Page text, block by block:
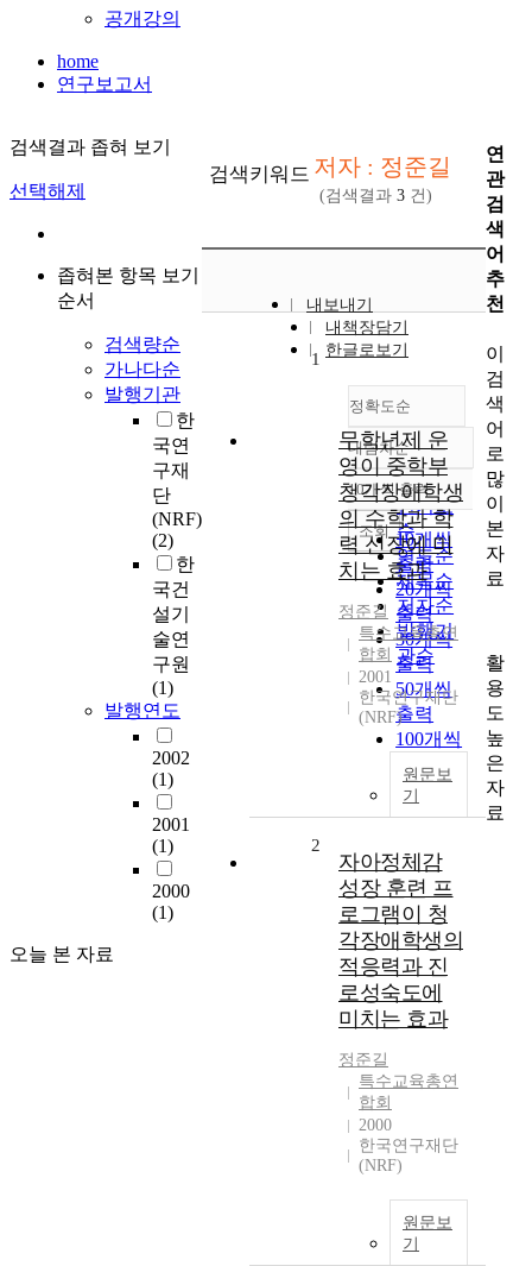
공개강의
home
연구보고서
검색결과 좁혀 보기
선택해제
좁혀본 항목 보기
순서
검색량순
가나다순
발행기관
한
국연
구재
단
(NRF)
(2)
한
국건
설기
술연
구원
(1)
발행연도
2002
(1)
2001
(1)
2000
(1)
오늘 본 자료
검색키워드 저자 : 정준길
(검색결과 3 건)
내보내기
내책장담기
한글로보기
정확도순
정확도
순
인기도
순
연도순
제목순
저자순
발행기
관순
내림차순
내림차순
10개씩 출력
10개씩
출력
20개씩
출력
30개씩
출력
50개씩
출력
100개씩
출력
조회
1
무학년제 운
영이 중학부
청각장애학생
의 수학과 학
력 신장에 미
치는 효과
정준길
특수교육총연
합회
2001
한국연구재단
(NRF)
원문보
기
2
자아정체감
성장 훈련 프
로그램이 청
각장애학생의
적응력과 진
로성숙도에
미치는 효과
정준길
특수교육총연
합회
2000
한국연구재단
(NRF)
원문보
기
연
관
검
색
어
추
천
이
검
색
어
로
많
이
본
자
료
활
용
도
높
은
자
료